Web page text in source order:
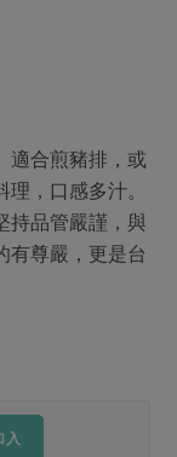
適合煎豬排，或
，口感多汁。
持品管嚴謹，與
有尊嚴，更是台
入